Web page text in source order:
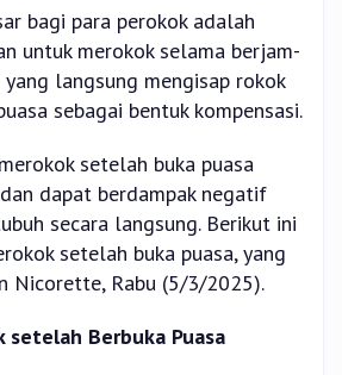
bagi para perokok adalah
untuk merokok selama berjam-
langsung mengisap rokok
sebagai bentuk kompensasi.
setelah buka puasa
dapat berdampak negatif
secara langsung. Berikut ini
setelah buka puasa, yang
Nicorette, Rabu (5/3/2025).
setelah Berbuka Puasa